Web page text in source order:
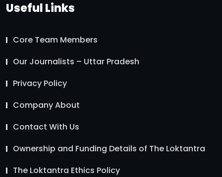
Useful Links
Core Team Members
Our Journalists – Uttar Pradesh
Privacy Policy
Company About
Contact With Us
Ownership and Funding Details of The Loktantra
The Loktantra Ethics Policy